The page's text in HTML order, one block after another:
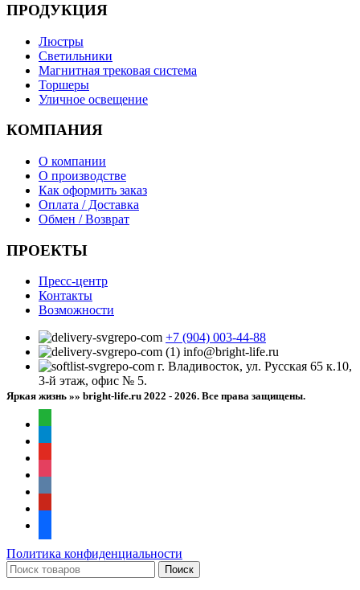
ПРОДУКЦИЯ
Люстры
Светильники
Магнитная трековая система
Торшеры
Уличное освещение
КОМПАНИЯ
О компании
О производстве
Как оформить заказ
Оплата / Доставка
Обмен / Возврат
ПРОЕКТЫ
Пресс-центр
Контакты
Возможности
+7 (904) 003-44-88
info@bright-life.ru
г. Владивосток, ул. Русская 65 к.10,
3-й этаж, офис № 5.
Яркая жизнь »» bright-life.ru 2022 - 2026. Все права защищены.
Политика конфиденциальности
Поиск